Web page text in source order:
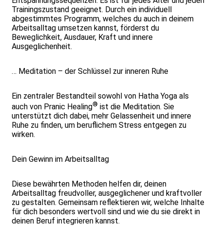
Trainingszustand geeignet. Durch ein individuell
abgestimmtes Programm, welches du auch in deinem
Arbeitsalltag umsetzen kannst, förderst du
Beweglichkeit, Ausdauer, Kraft und innere
Ausgeglichenheit.
… Meditation – der Schlüssel zur inneren Ruhe
Ein zentraler Bestandteil sowohl von Hatha Yoga als
auch von Pranic Healing® ist die Meditation. Sie
unterstützt dich dabei, mehr Gelassenheit und innere
Ruhe zu finden, um beruflichem Stress entgegen zu
wirken.
Dein Gewinn im Arbeitsalltag
Diese bewährten Methoden helfen dir, deinen
Arbeitsalltag freudvoller, ausgeglichener und kraftvoller
zu gestalten. Gemeinsam reflektieren wir, welche Inhalte
für dich besonders wertvoll sind und wie du sie direkt in
deinen Beruf integrieren kannst.